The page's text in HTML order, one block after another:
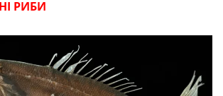
РИБИ